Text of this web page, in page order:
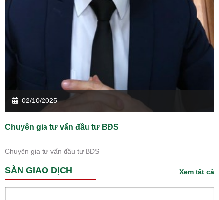
02/10/2025
Chuyên gia tư vấn đầu tư BĐS
Chuyên gia tư vấn đầu tư BĐS
SÀN GIAO DỊCH Xem tất cả